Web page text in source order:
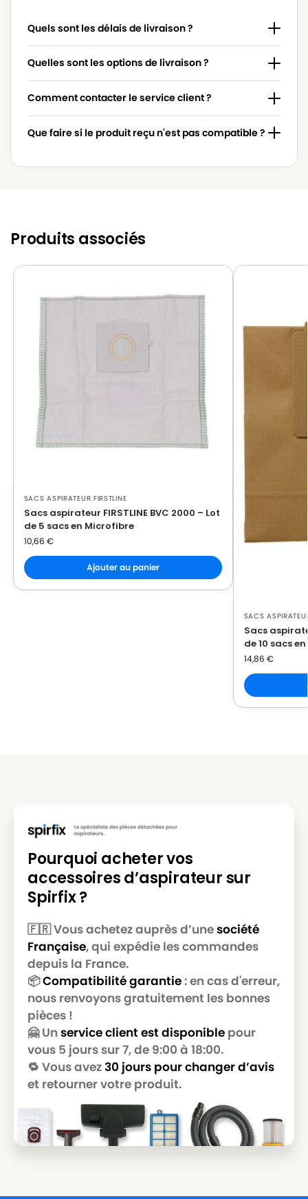
Quels sont les délais de livraison ?
Quelles sont les options de livraison ?
Comment contacter le service client ?
Que faire si le produit reçu n'est pas compatible ?
Produits associés
SACS ASPIRATEUR FIRSTLINE
Sacs aspirateur FIRSTLINE BVC 2000 – Lot
de 5 sacs en Microfibre
10,66 €
Ajouter au panier
SACS
Sacs
de 10 sacs
14,86 €
Pourquoi acheter vos
accessoires d’aspirateur sur
Spirfix ?
🇫🇷 Vous achetez auprès d’unesociété
Française, qui expédie les commandes
depuis la France.
📦Compatibilité garantie: en cas d'erreur,
nous renvoyons gratuitement les bonnes
pièces !
🤗 Un service client est disponible pour
vous 5 jours sur 7, de 9:00 à 18:00.
🔁 Vous avez30 jours pour changer d’avis
et retourner votre produit.